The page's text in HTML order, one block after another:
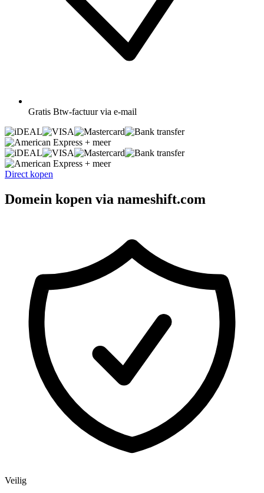
Gratis Btw-factuur via e-mail
+ meer
+ meer
Direct kopen
Domein kopen via nameshift.com
Veilig